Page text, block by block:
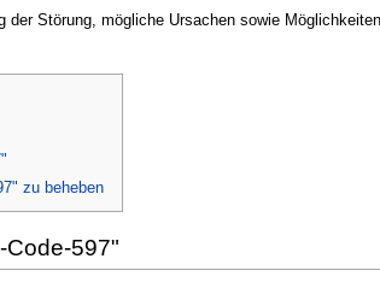
der Störung, mögliche Ursachen sowie
zu beheben
Code-597"